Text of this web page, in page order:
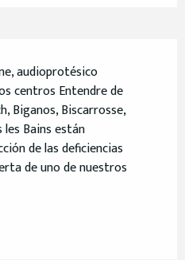
audioprotésico
centros Entendre de
Biganos, Biscarrosse,
Bains están
de las deficiencias
de uno de nuestros